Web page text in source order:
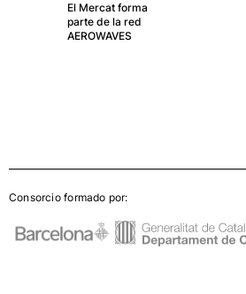
El Mercat forma
parte de la red
AEROWAVES
Consorcio formado por: